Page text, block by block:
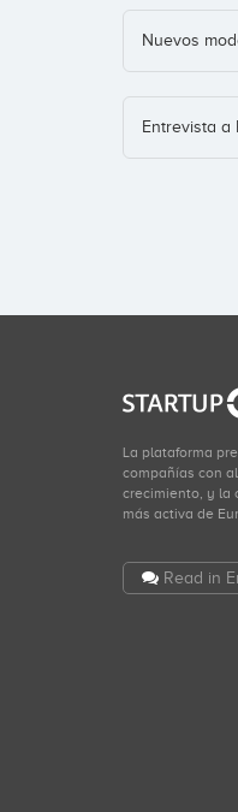
Nuevos
Entrevista a
La plataforma
compañías con
crecimiento, y la
más activa de
Read in